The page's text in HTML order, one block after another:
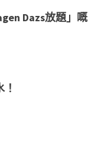
Dazs放題」嘅